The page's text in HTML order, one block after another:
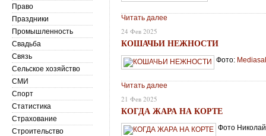
Читать далее
24 Фев 2025
КОШАЧЬИ НЕЖНОСТИ
Фото:
Читать далее
21 Фев 2025
КОГДА ЖАРА НА КОРТЕ
Фото
Право
Праздники
Промышленность
Свадьба
Связь
Сельское хозяйство
СМИ
Спорт
Статистика
Страхование
Строительство